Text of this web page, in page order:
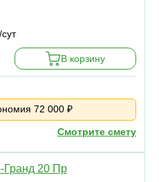
В корзину
72 000 ₽
Смотрите смету
Гранд 20 Пр